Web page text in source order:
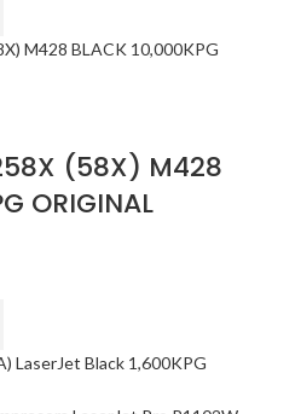
(58X) M428
ORIGINAL